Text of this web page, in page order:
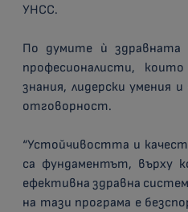
УНСС.
По думите ѝ
професионалисти,
знания, лидерски умения
отговорност.
“Устойчивостта и
са фундаментът, върху
ефективна здравна
на тази програма е